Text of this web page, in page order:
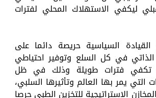
ليكفي الاستهلاك المحلي لفترات
السياسية حريصة دائما على
الذاتي في كل السلع وتوفير احتياطي
تكفي فترات طويلة وذلك في ظل
التي يمر بها العالم وتأثيرها السلبي،
الاستراتيجية للتخزين الطبي حرصا